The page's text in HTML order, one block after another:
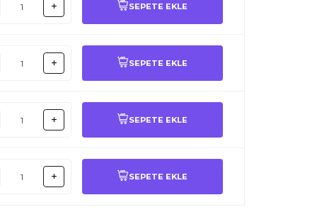
SEPETE EKLE
SEPETE EKLE
SEPETE EKLE
SEPETE EKLE